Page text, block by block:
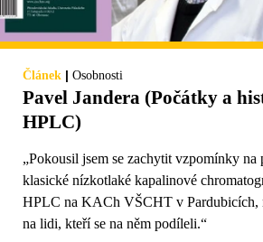
Článek | Osobnosti
Pavel Jandera (Počátky a
HPLC)
„Pokousil jsem se zachytit vzpomínky na
klasické nízkotlaké kapalinové
HPLC na KACh VŠCHT v Pardubicích,
na lidi, kteří se na něm podíleli.“